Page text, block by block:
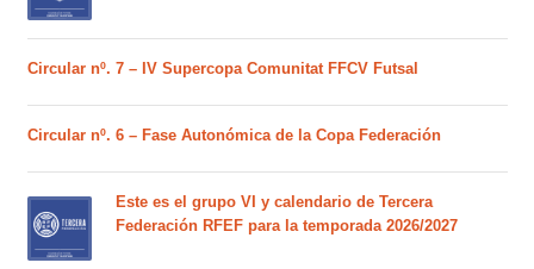
Circular nº. 7 – IV Supercopa Comunitat FFCV Futsal
Circular nº. 6 – Fase Autonómica de la Copa Federación
Este es el grupo VI y calendario de Tercera
Federación RFEF para la temporada 2026/2027